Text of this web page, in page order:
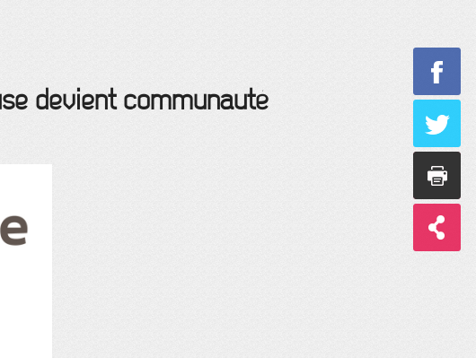
devient communauté